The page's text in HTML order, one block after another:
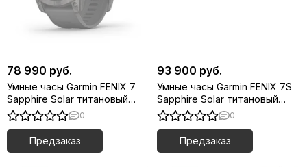
78 990 руб.
Умные часы Garmin FENIX 7
Sapphire Solar титановый
серый DLC с черным
ремешком
0
Предзаказ
93 900 руб.
Умные часы Garmin FENIX 7S
Sapphire Solar титановый
цвета розовое золото с
песчаным кожаным
ремешком
0
Предзаказ